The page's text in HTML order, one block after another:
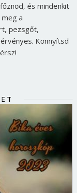
és mindenkit
a
pezsgőt,
Könnyítsd